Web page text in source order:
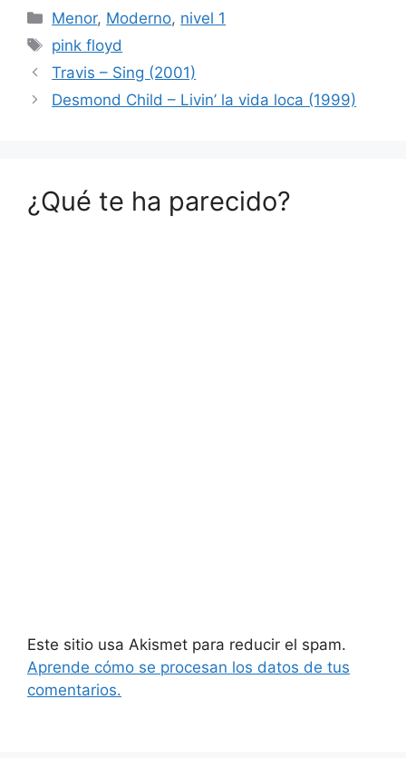
Categorías
Menor, Moderno, nivel 1
Etiquetas
pink floyd
Travis – Sing (2001)
Desmond Child – Livin’ la vida loca (1999)
¿Qué te ha parecido?
Este sitio usa Akismet para reducir el spam.
Aprende cómo se procesan los datos de tus
comentarios.